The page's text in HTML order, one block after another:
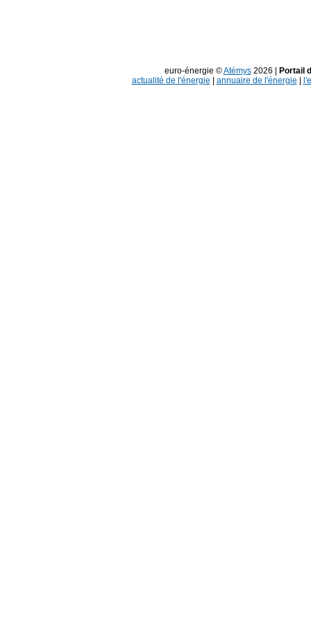
euro-énergie ©Atémys2026 |
Portail
actualité de l'énergie
annuaire de l'énergie